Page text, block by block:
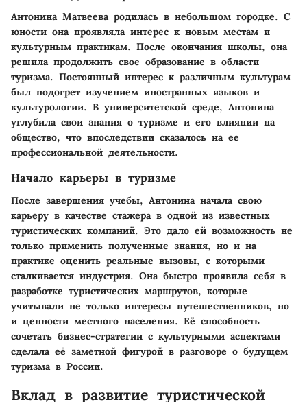
Антонина Матвеева родилась в небольшом городке. С
юности она проявляла интерес к новым местам и
культурным практикам. После окончания школы, она
решила продолжить свое образование в области
туризма. Постоянный интерес к различным культурам
был подогрет изучением иностранных языков и
культурологии. В университетской среде, Антонина
углубила свои знания о туризме и его влиянии на
общество, что впоследствии сказалось на ее
профессиональной деятельности.
Начало карьеры в туризме
После завершения учебы, Антонина начала свою
карьеру в качестве стажера в одной из известных
туристических компаний. Это дало ей возможность не
только применить полученные знания, но и на
практике оценить реальные вызовы, с которыми
сталкивается индустрия. Она быстро проявила себя в
разработке туристических маршрутов, которые
учитывали не только интересы путешественников, но
и ценности местного населения. Её способность
сочетать бизнес-стратегии с культурными аспектами
сделала её заметной фигурой в разговоре о будущем
туризма в России.
Вклад в развитие туристической